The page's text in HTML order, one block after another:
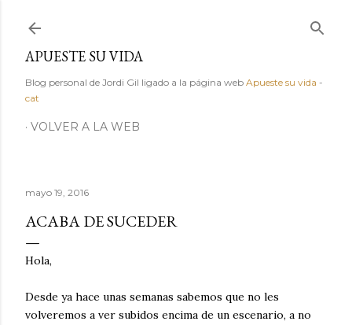
APUESTE SU VIDA
Blog personal de Jordi Gil ligado a la página web Apueste su vida -
cat
VOLVER A LA WEB
mayo 19, 2016
ACABA DE SUCEDER
Hola,
Desde ya hace unas semanas sabemos que no les
volveremos a ver subidos encima de un escenario, a no